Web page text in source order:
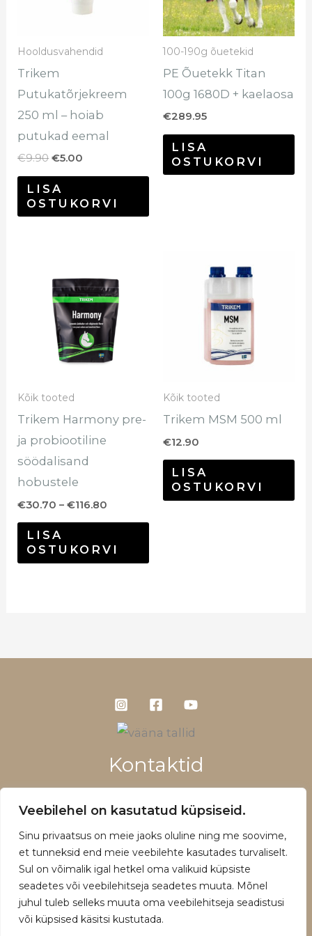
Veebilehel on kasutatud küpsiseid.
Sinu privaatsus on meie jaoks oluline ning me soovime,
et tunneksid end meie veebilehte kasutades turvaliselt.
Sul on võimalik igal hetkel oma valikuid küpsiste
seadetes või veebilehitseja seadetes muuta. Mõnel
juhul tuleb selleks muuta oma veebilehitseja seadistusi
või küpsised käsitsi kustutada.
Hooldusvahendid
Trikem
Putukatõrjekreem
250 ml – hoiab
putukad eemal
€9.90 €5.00
LISA
OSTUKORVI
100-190g õuetekid
PE Õuetekk Titan
100g 1680D + kaelaosa
€289.95
LISA
OSTUKORVI
Kõik tooted
Trikem Harmony pre-
ja probiootiline
söödalisand
hobustele
€30.70 – €116.80
kuni
€116.80
LISA
OSTUKORVI
tootelehel.
Kõik tooted
Trikem MSM 500 ml
€12.90
LISA
OSTUKORVI
Kontaktid
+372 5660 1028
Müügitingimused ja privaatsuspoliitika
Copyright © 2026 | Powered by Vääna Tallid